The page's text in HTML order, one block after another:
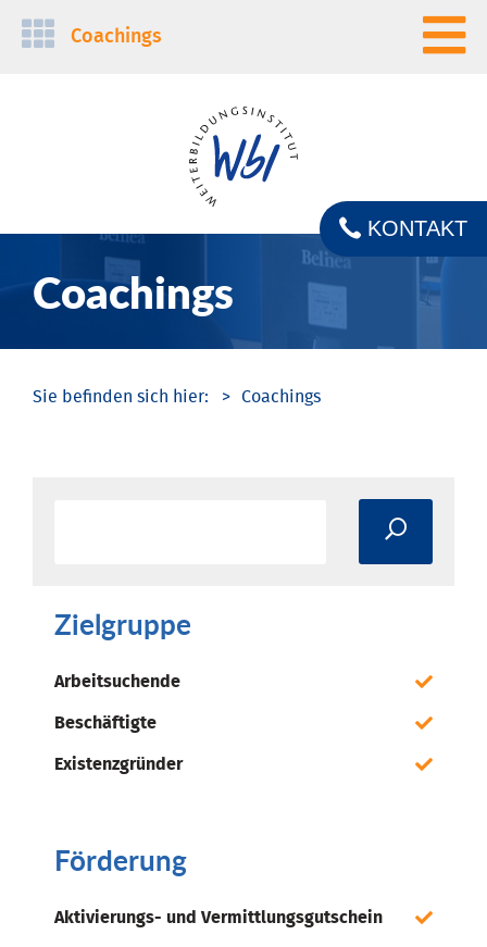
Navigation
Coachings
Coachings
KONTAKT
Coachings
Zielgruppe
Arbeitsuchende
Beschäftigte
Existenzgründer
Förderung
Aktivierungs- und Vermittlungsgutschein